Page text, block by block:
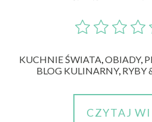
KUCHNIE ŚWIATA,OBIADY,
BLOG KULINARNY, RYBY
CZYTAJ